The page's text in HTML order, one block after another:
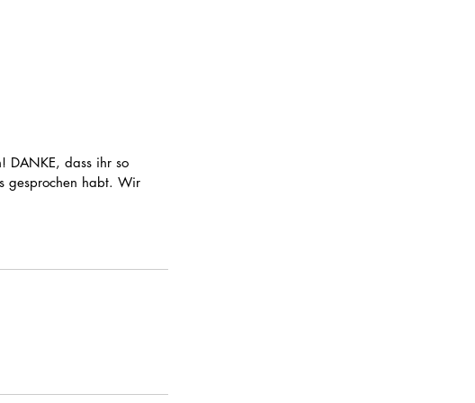
DANKE, dass ihr so
gesprochen habt. Wir